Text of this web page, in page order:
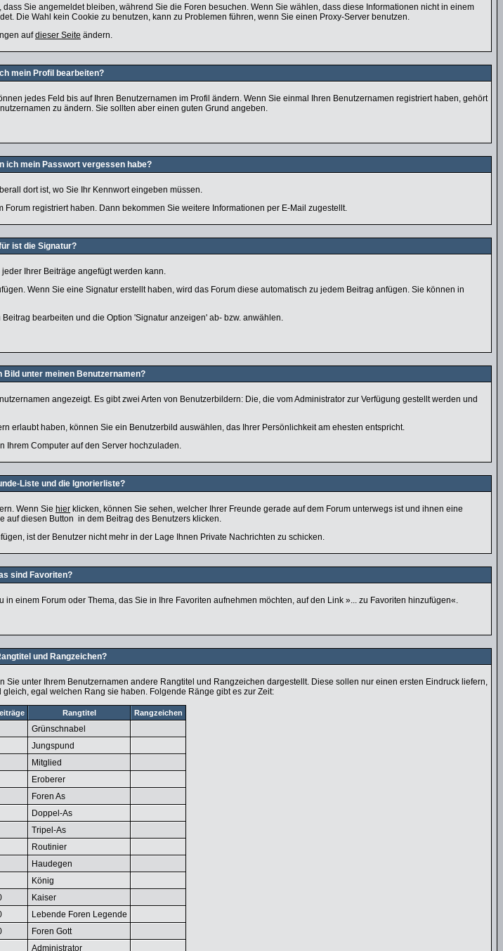
Sie angemeldet bleiben, während Sie die Foren besuchen. Wenn Sie wählen, dass diese Informationen nicht in einem
Die Wahl kein Cookie zu benutzen, kann zu Problemen führen, wenn Sie einen Proxy-Server benutzen.
aufdieser Seite ändern.
mein Profil bearbeiten?
jedes Feld bis auf Ihren Benutzernamen im Profil ändern. Wenn Sie einmal Ihren Benutzernamen registriert haben, gehört
zu ändern. Sie sollten aber einen guten Grund angeben.
ich mein Passwort vergessen habe?
dort ist, wo Sie Ihr Kennwort eingeben müssen.
registriert haben. Dann bekommen Sie weitere Informationen per E-Mail zugestellt.
ist die Signatur?
Ihrer Beiträge angefügt werden kann.
Wenn Sie eine Signatur erstellt haben, wird das Forum diese automatisch zu jedem Beitrag anfügen. Sie können in
bearbeiten und die Option 'Signatur anzeigen' ab- bzw. anwählen.
Bild unter meinen Benutzernamen?
angezeigt. Es gibt zwei Arten von Benutzerbildern: Die, die vom Administrator zur Verfügung gestellt werden und
erlaubt haben, können Sie ein Benutzerbild auswählen, das Ihrer Persönlichkeit am ehesten entspricht.
Ihrem Computer auf den Server hochzuladen.
Liste und die Ignorierliste?
Wenn Sie hier klicken, können Sie sehen, welcher Ihrer Freunde gerade auf dem Forum unterwegs ist und ihnen eine
auf diesen Button in dem Beitrag des Benutzers klicken.
ist der Benutzer nicht mehr in der Lage Ihnen Private Nachrichten zu schicken.
sind Favoriten?
einem Forum oder Thema, das Sie in Ihre Favoriten aufnehmen möchten, auf den Link »... zu Favoriten hinzufügen«.
und Rangzeichen?
unter Ihrem Benutzernamen andere Rangtitel und Rangzeichen dargestellt. Diese sollen nur einen ersten Eindruck liefern,
egal welchen Rang sie haben. Folgende Ränge gibt es zur Zeit:
Rangtitel Rangzeichen
Grünschnabel
Jungspund
Mitglied
Eroberer
Foren As
Doppel-As
Tripel-As
Routinier
Haudegen
König
Kaiser
Lebende Foren Legende
Foren Gott
Administrator